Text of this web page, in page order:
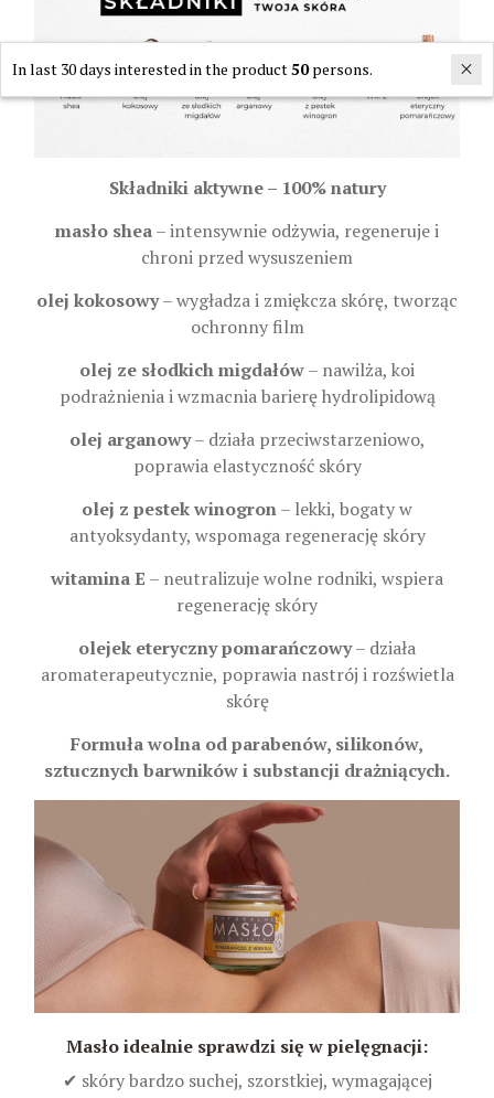
Składniki aktywne – 100% natury
masło shea– intensywnie odżywia, regeneruje i
chroni przed wysuszeniem
olej kokosowy– wygładza i zmiękcza skórę, tworząc
ochronny film
olej ze słodkich migdałów– nawilża, koi
podrażnienia i wzmacnia barierę hydrolipidową
olej arganowy– działa przeciwstarzeniowo,
poprawia elastyczność skóry
olej z pestek winogron– lekki, bogaty w
antyoksydanty, wspomaga regenerację skóry
witamina E – neutralizuje wolne rodniki, wspiera
regenerację skóry
olejek eteryczny pomarańczowy– działa
aromaterapeutycznie, poprawia nastrój i rozświetla
skórę
Formuła wolna od parabenów, silikonów,
sztucznych barwników i substancji drażniących.
Masło idealnie sprawdzi się w pielęgnacji:
✔ skóry bardzo suchej, szorstkiej, wymagającej
In last 30 days interested in the product50persons.